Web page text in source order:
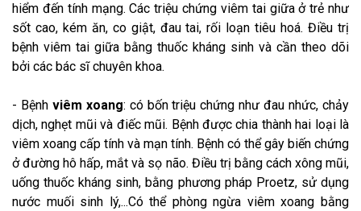
hiểm đến tính mạng. Các triệu chứng viêm tai giữa ở trẻ như
sốt cao, kém ăn, co giật, đau tai, rối loạn tiêu hoá. Điều trị
bệnh viêm tai giữa bằng thuốc kháng sinh và cần theo dõi
bởi các bác sĩ chuyên khoa.
- Bệnh viêm xoang: có bốn triệu chứng như đau nhức, chảy
dịch, nghẹt mũi và điếc mũi. Bệnh được chia thành hai loại là
viêm xoang cấp tính và mạn tính. Bệnh có thể gây biến chứng
ở đường hô hấp, mắt và sọ não. Điều trị bằng cách xông mũi,
uống thuốc kháng sinh, bằng phương pháp Proetz, sử dụng
nước muối sinh lý,...Có thể phòng ngừa viêm xoang bằng